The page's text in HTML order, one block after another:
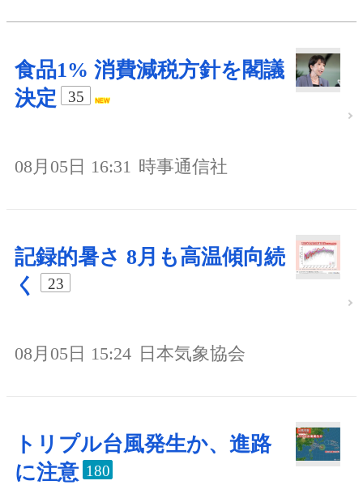
食品1% 消費減税方針を閣議
決定
35
08月05日 16:31 時事通信社
記録的暑さ 8月も高温傾向続
く
23
08月05日 15:24 日本気象協会
トリプル台風発生か、進路
に注意 180